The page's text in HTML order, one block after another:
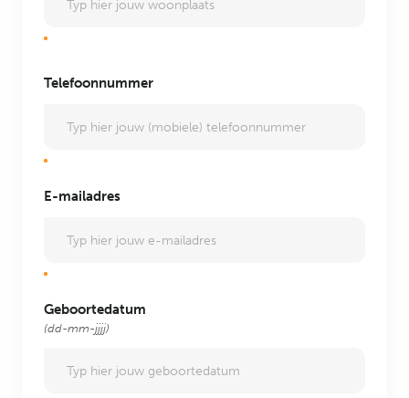
Telefoonnummer
E-mailadres
Geboortedatum
(dd-mm-jjjj)